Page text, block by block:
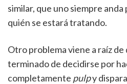
similar, que uno siempre
quién se estará tratando.
Otro problema viene a raíz de
terminado de decidirse por
completamente pulpy